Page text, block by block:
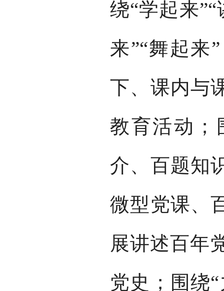
绕“学起来
来”“舞起来
下、课内与
教育活动；
介、百题知
微型党课、
展讲述百年
党史；围绕